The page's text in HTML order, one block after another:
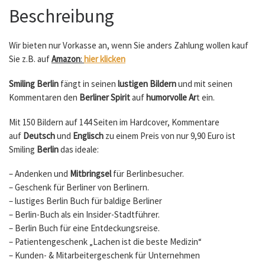
Beschreibung
Wir bieten nur Vorkasse an, wenn Sie anders Zahlung wollen kauf
Sie z.B. aufAmazon: hier klicken
Smiling Berlin fängt in seinen lustigen Bildernund mit seinen
Kommentaren den Berliner Spiritaufhumorvolle Art ein.
Mit 150 Bildern auf 144 Seiten im Hardcover, Kommentare
auf Deutschund Englisch zu einem Preis von nur 9,90 Euro ist
Smiling Berlindas ideale:
– Andenken und Mitbringselfür Berlinbesucher.
– Geschenk für Berliner von Berlinern.
– lustiges Berlin Buch für baldige Berliner
– Berlin-Buch als ein Insider-Stadtführer.
– Berlin Buch für eine Entdeckungsreise.
– Patientengeschenk „Lachen ist die beste Medizin“
– Kunden- & Mitarbeitergeschenk für Unternehmen